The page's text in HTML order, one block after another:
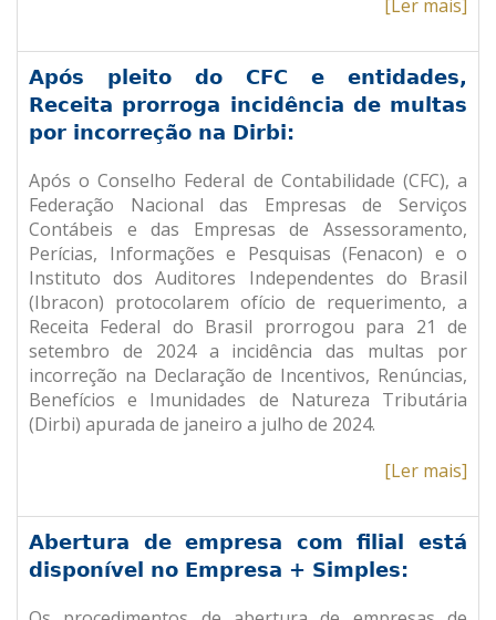
[Ler mais]
Após pleito do CFC e entidades,
Receita prorroga incidência de multas
por incorreção na Dirbi:
Após o Conselho Federal de Contabilidade (CFC), a
Federação Nacional das Empresas de Serviços
Contábeis e das Empresas de Assessoramento,
Perícias, Informações e Pesquisas (Fenacon) e o
Instituto dos Auditores Independentes do Brasil
(Ibracon) protocolarem ofício de requerimento, a
Receita Federal do Brasil prorrogou para 21 de
setembro de 2024 a incidência das multas por
incorreção na Declaração de Incentivos, Renúncias,
Benefícios e Imunidades de Natureza Tributária
(Dirbi) apurada de janeiro a julho de 2024.
[Ler mais]
Abertura de empresa com filial está
disponível no Empresa + Simples: